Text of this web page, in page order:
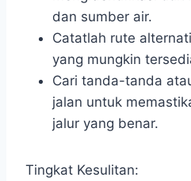
dan sumber air.
Catatlah rute
yang mungkin
Cari tanda-tanda
jalan untuk
jalur yang benar.
Tingkat Kesulitan: